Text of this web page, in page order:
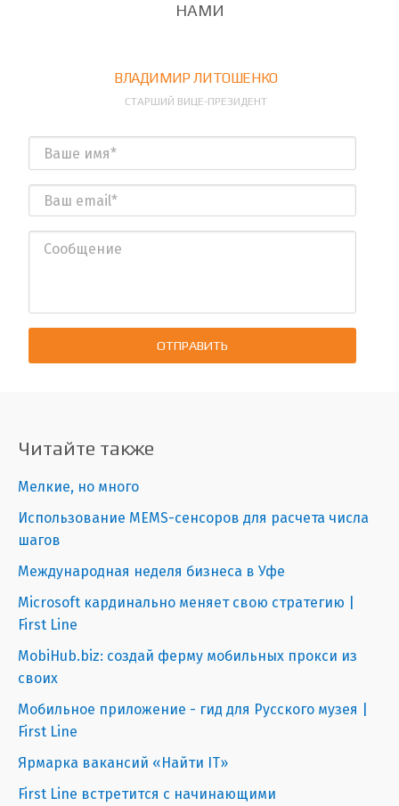
НАМИ
ВЛАДИМИР ЛИТОШЕНКО
СТАРШИЙ ВИЦЕ-ПРЕЗИДЕНТ
ОТПРАВИТЬ
Читайте также
Мелкие, но много
Использование MEMS-сенсоров для расчета числа
шагов
Международная неделя бизнеса в Уфе
Microsoft кардинально меняет свою стратегию |
First Line
MobiHub.biz: создай ферму мобильных прокси из
своих
Мобильное приложение - гид для Русского музея |
First Line
Ярмарка вакансий «Найти IT»
First Line встретится с начинающими